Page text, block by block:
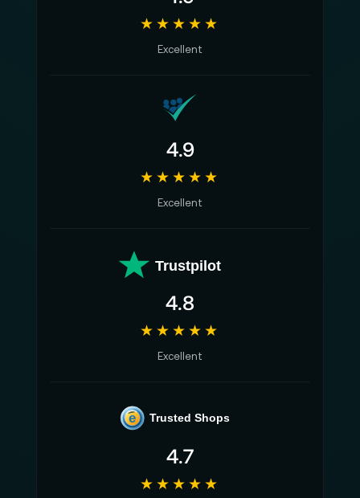
★★★★★
Excellent
4.9
★★★★★
Excellent
Trustpilot
4.8
★★★★★
Excellent
e Trusted Shops
4.7
★★★★★